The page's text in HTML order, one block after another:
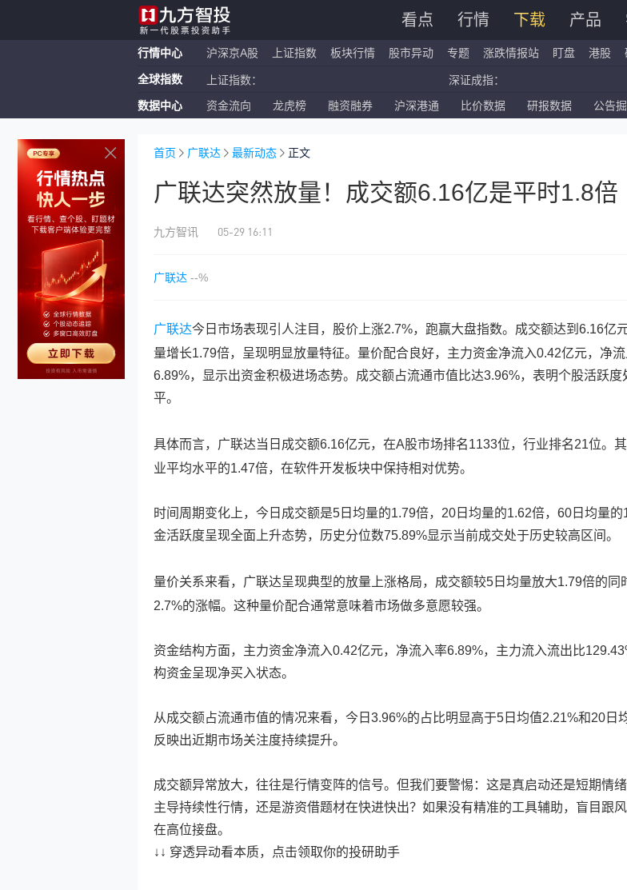
看点 行情 下载 产品
行情中心 沪深京A股 上证指数 板块行情 股市异动 专题 涨跌情报站 盯盘 港股
全球指数
纳斯达克ETF： 标普500ETF：
上证指数：
数据中心 资金流向 龙虎榜 融资融券 沪深港通 比价数据 研报数据 公告
首页 广联达 最新动态 正文
广联达突然放量！成交额6.16亿是平时1.8倍
九方智讯 05-29 16:11
广联达 --%
广联达今日市场表现引人注目，股价上涨2.7%，跑赢大盘指数。成交额达到6.16亿
量增长1.79倍，呈现明显放量特征。量价配合良好，主力资金净流入0.42亿元，净
6.89%，显示出资金积极进场态势。成交额占流通市值比达3.96%，表明个股活跃度
平。
具体而言， 广联达当日成交额6.16亿元，在A股市场排名1133位，行业排名21位。
业平均水平的1.47倍，在软件开发板块中保持相对优势。
时间周期变化上，今日成交额是5日均量的1.79倍，20日均量的1.62倍，60日均量的
金活跃度呈现全面上升态势，历史分位数75.89%显示当前成交处于历史较高区间。
量价关系来看， 广联达呈现典型的放量上涨格局，成交额较5日均量放大1.79倍的同
2.7%的涨幅。这种量价配合通常意味着市场做多意愿较强。
资金结构方面，主力资金净流入0.42亿元，净流入率6.89%，主力流入流出比
构资金呈现净买入状态。
从成交额占流通市值的情况来看，今日3.96%的占比明显高于5日均值2.21%和20日
反映出近期市场关注度持续提升。
成交额异常放大，往往是行情变阵的信号。但我们要警惕：这是真启动还是短期情
主导持续性行情，还是游资借题材在快进快出？如果没有精准的工具辅助，盲目跟
在高位接盘。
↓↓ 穿透异动看本质，点击领取你的投研助手